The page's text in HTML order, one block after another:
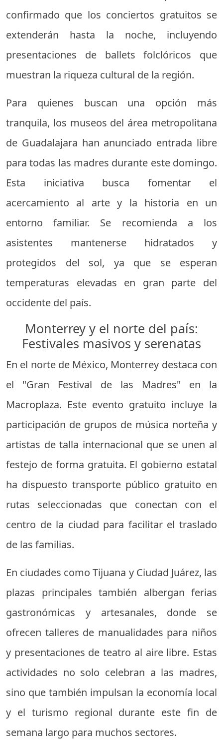
confirmado que los conciertos gratuitos se
extenderán hasta la noche, incluyendo
presentaciones de ballets folclóricos que
muestran la riqueza cultural de la región.
Para quienes buscan una opción más
tranquila, los museos del área metropolitana
de Guadalajara han anunciado entrada libre
para todas las madres durante este domingo.
Esta iniciativa busca fomentar el
acercamiento al arte y la historia en un
entorno familiar. Se recomienda a los
asistentes mantenerse hidratados y
protegidos del sol, ya que se esperan
temperaturas elevadas en gran parte del
occidente del país.
Monterrey y el norte del país:
Festivales masivos y serenatas
En el norte de México, Monterrey destaca con
el "Gran Festival de las Madres" en la
Macroplaza. Este evento gratuito incluye la
participación de grupos de música norteña y
artistas de talla internacional que se unen al
festejo de forma gratuita. El gobierno estatal
ha dispuesto transporte público gratuito en
rutas seleccionadas que conectan con el
centro de la ciudad para facilitar el traslado
de las familias.
En ciudades como Tijuana y Ciudad Juárez, las
plazas principales también albergan ferias
gastronómicas y artesanales, donde se
ofrecen talleres de manualidades para niños
y presentaciones de teatro al aire libre. Estas
actividades no solo celebran a las madres,
sino que también impulsan la economía local
y el turismo regional durante este fin de
semana largo para muchos sectores.